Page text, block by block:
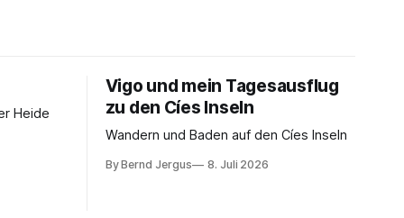
Heide
Vigo und mein Tagesausflug
zu den Cíes Inseln
Wandern und Baden auf den Cíes Inseln
By Bernd Jergus 8. Juli 2026